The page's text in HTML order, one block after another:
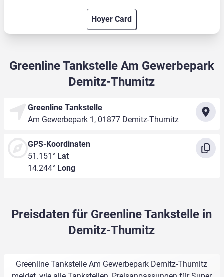
Hoyer Card
Greenline Tankstelle Am Gewerbepark
Demitz-Thumitz
Greenline Tankstelle
Am Gewerbepark 1, 01877 Demitz-Thumitz
GPS-Koordinaten
51.151° Lat
14.244° Long
Preisdaten für Greenline Tankstelle in
Demitz-Thumitz
Greenline Tankstelle Am Gewerbepark Demitz-Thumitz